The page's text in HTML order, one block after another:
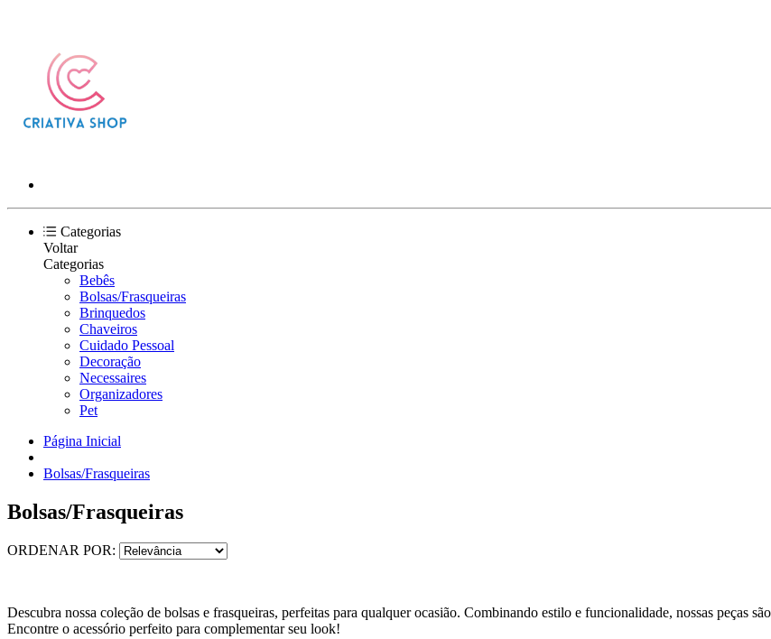
Categorias
Voltar
Categorias
Bebês
Bolsas/Frasqueiras
Brinquedos
Chaveiros
Cuidado Pessoal
Decoração
Necessaires
Organizadores
Pet
Página Inicial
Bolsas/Frasqueiras
Bolsas/Frasqueiras
ORDENAR POR:
Descubra nossa coleção de bolsas e frasqueiras, perfeitas para qualquer ocasião. Combinando estilo e funcionalidade, nossas peças
Encontre o acessório perfeito para complementar seu look!